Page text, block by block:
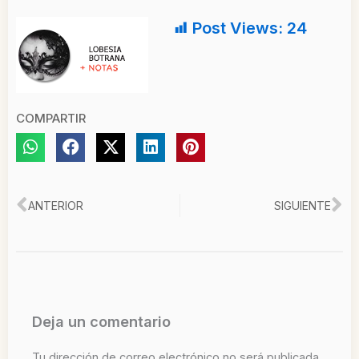
Post Views: 24
COMPARTIR
Ant
ANTERIOR SIGUIENTE
Deja un comentario